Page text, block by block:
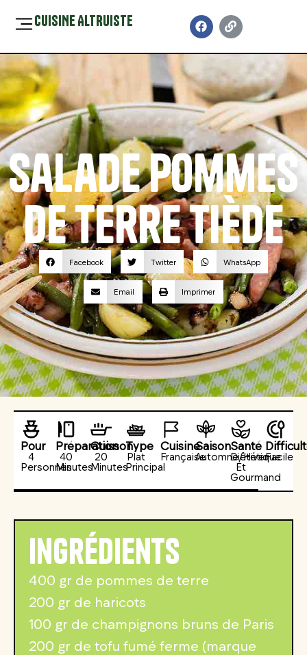
CUISINE ALTRUISTE
Salade pommes
de terre tiède
Facebook Twitter WhatsApp
Email Imprimer
Pour
4
Personnes
Préparation
40
Minutes
Cuisson
20
Minutes
Type
Plat
Principal
Cuisine
Française
Saison
Automne/Hiver
Santé
Diététique
Et
Gourmand
Facile
Ingrédients
400 gr de pommes de terre
200 gr de haricots
100 gr de champignons bruns de Paris
200 gr de tofu fumé ferme (marque